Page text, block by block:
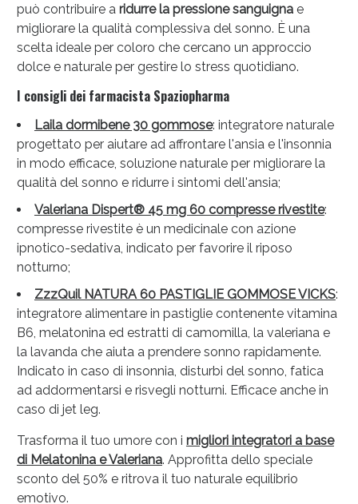
può contribuire a ridurre la pressione sanguignae
migliorare la qualità complessiva del sonno. È una
scelta ideale per coloro che cercano un approccio
dolce e naturale per gestire lo stress quotidiano.
I consigli dei farmacista Spaziopharma
Laila dormibene 30 gommose: integratore naturale
progettato per aiutare ad affrontare l'ansia e l'insonnia
in modo efficace, soluzione naturale per migliorare la
qualità del sonno e ridurre i sintomi dell'ansia;
Valeriana Dispert® 45 mg 60 compresse rivestite:
compresse rivestite è un medicinale con azione
ipnotico-sedativa, indicato per favorire il riposo
notturno;
ZzzQuil NATURA 60 PASTIGLIE GOMMOSE VICKS:
integratore alimentare in pastiglie contenente vitamina
B6, melatonina ed estratti di camomilla, la valeriana e
la lavanda che aiuta a prendere sonno rapidamente.
Indicato in caso di insonnia, disturbi del sonno, fatica
ad addormentarsi e risvegli notturni. Efficace anche in
caso di jet leg.
Trasforma il tuo umore con i migliori integratori a base
di Melatonina e Valeriana. Approfitta dello speciale
sconto del 50% e ritrova il tuo naturale equilibrio
emotivo.
Benessere Intestinale: Sconto fino al 55% valido
oggi!